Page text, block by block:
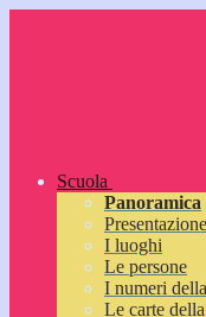
Scuola
Panoramica
Presentazione
I luoghi
Le persone
I numeri
Le carte